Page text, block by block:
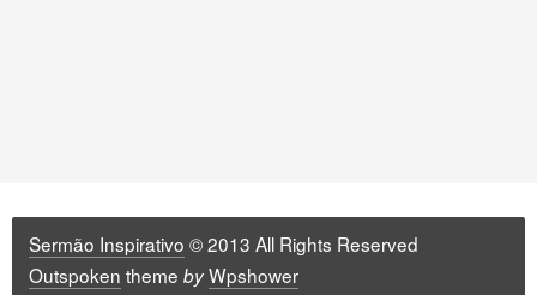
Sermão Inspirativo © 2013 All Rights Reserved
Outspoken themeby Wpshower